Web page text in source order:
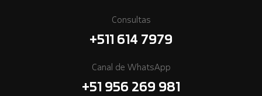
Consultas
+511 614 7979
Canal de WhatsApp
+51 956 269 981